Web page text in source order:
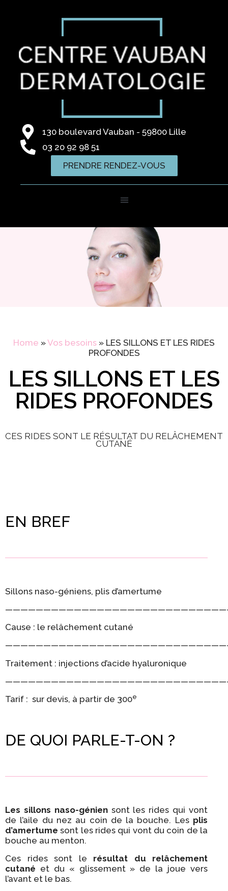
130 boulevard Vauban - 59800 Lille
03 20 92 98 51
PRENDRE RENDEZ-VOUS
Home »Vos besoins » LES SILLONS ET LES RIDES
PROFONDES
LES SILLONS ET LES
RIDES PROFONDES
CES RIDES SONT LE RÉSULTAT DU RELÂCHEMENT
CUTANÉ
EN BREF
Sillons naso-géniens, plis d’amertume
Cause : le relâchement cutané
Traitement : injections d’acide hyaluronique
Tarif : sur devis, à partir de 300e
DE QUOI PARLE-T-ON ?
Les sillons naso-géniensont les rides qui vont
de l’aile du nez au coin de la bouche. Les plis
d’amertume sont les rides qui vont du coin de la
bouche au menton.
Ces rides sont le résultat du relâchement
cutané et du « glissement » de la joue vers
l’avant et le bas.